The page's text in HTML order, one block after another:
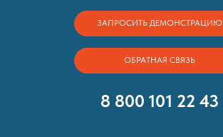
8 800 101 22 43
ЗАПРОСИТЬ ДЕМОНСТРАЦИЮ
ОБРАТНАЯ СВЯЗЬ